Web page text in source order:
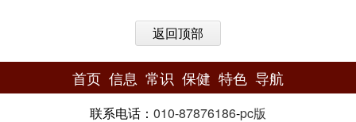
返回顶部
首页 信息 常识 保健 特色 导航
联系电话： 010-87876186-pc版